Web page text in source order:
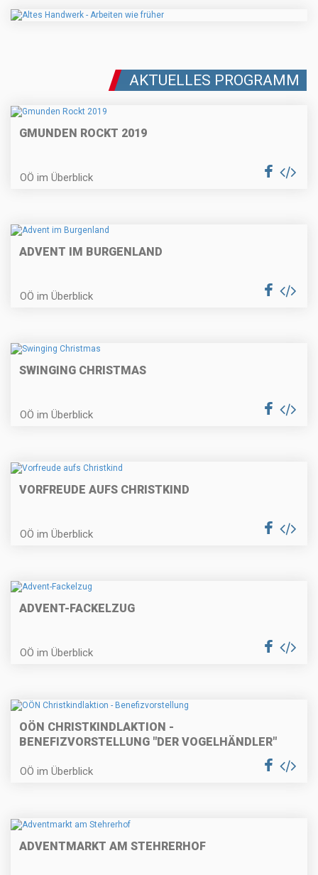
AKTUELLES PROGRAMM
GMUNDEN ROCKT 2019
OÖ im Überblick
ADVENT IM BURGENLAND
OÖ im Überblick
SWINGING CHRISTMAS
OÖ im Überblick
VORFREUDE AUFS CHRISTKIND
OÖ im Überblick
ADVENT-FACKELZUG
OÖ im Überblick
OÖN CHRISTKINDLAKTION -
BENEFIZVORSTELLUNG "DER VOGELHÄNDLER"
OÖ im Überblick
ADVENTMARKT AM STEHRERHOF